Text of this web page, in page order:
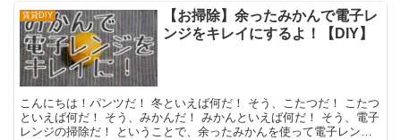
賃貸DIY
【お掃除】余ったみかんで電子レ
ンジをキレイにするよ！【DIY】
こんにちは！パンツだ！ 冬といえば何だ！ そう、こたつだ！ こたつ
といえば何だ！ そう、みかんだ！ みかんといえば何だ！ そう、電子
レンジの掃除だ！ ということで、余ったみかんを使って電子レンジ